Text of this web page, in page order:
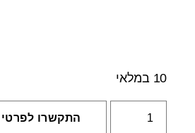
10 במלאי
התקשרו